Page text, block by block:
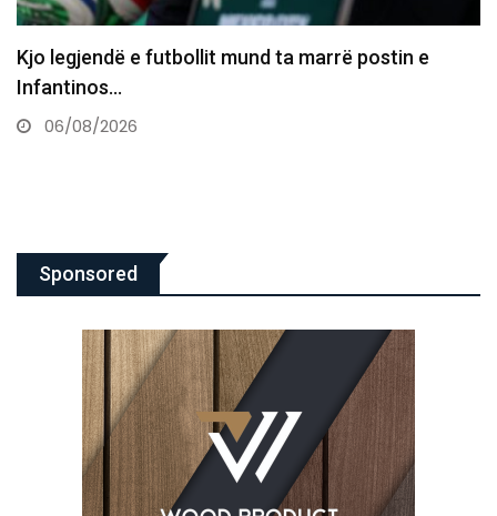
Basketbollistja transgjinore e synon WNBA-në:
Nëse më telefonojnë, nuk do…
06/08/2026
Sponsored